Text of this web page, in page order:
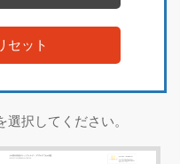
セット
択してください。